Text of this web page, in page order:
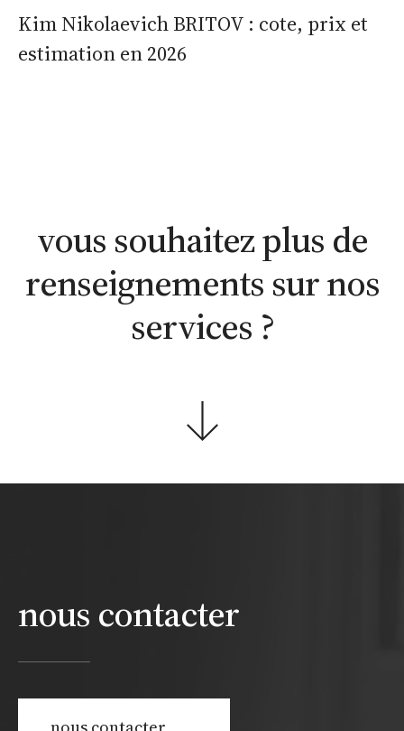
Kim Nikolaevich BRITOV : cote, prix et
estimation en 2026
vous souhaitez plus de
renseignements sur nos
services ?
nous contacter